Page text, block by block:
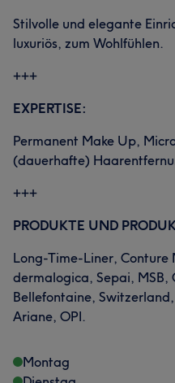
Stilvolle und elegante
luxuriös, zum Wohlfühlen.
+++
EXPERTISE:
Permanent Make Up,
(dauerhafte)
+++
PRODUKTE UND
Long-Time-Liner, Conture
dermalogica, Sepai, MSB,
Bellefontaine,
Ariane, OPI.
Montag